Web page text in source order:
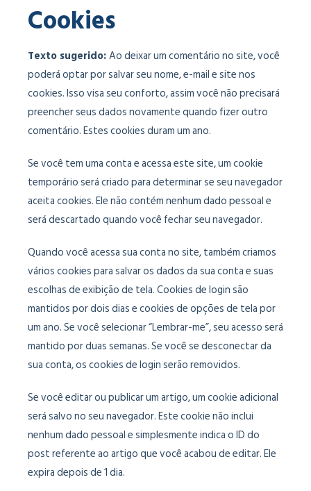
Cookies
Texto sugerido:Ao deixar um comentário no site, você
poderá optar por salvar seu nome, e-mail e site nos
cookies. Isso visa seu conforto, assim você não precisará
preencher seus dados novamente quando fizer outro
comentário. Estes cookies duram um ano.
Se você tem uma conta e acessa este site, um cookie
temporário será criado para determinar se seu navegador
aceita cookies. Ele não contém nenhum dado pessoal e
será descartado quando você fechar seu navegador.
Quando você acessa sua conta no site, também criamos
vários cookies para salvar os dados da sua conta e suas
escolhas de exibição de tela. Cookies de login são
mantidos por dois dias e cookies de opções de tela por
um ano. Se você selecionar “Lembrar-me”, seu acesso será
mantido por duas semanas. Se você se desconectar da
sua conta, os cookies de login serão removidos.
Se você editar ou publicar um artigo, um cookie adicional
será salvo no seu navegador. Este cookie não inclui
nenhum dado pessoal e simplesmente indica o ID do
post referente ao artigo que você acabou de editar. Ele
expira depois de 1 dia.